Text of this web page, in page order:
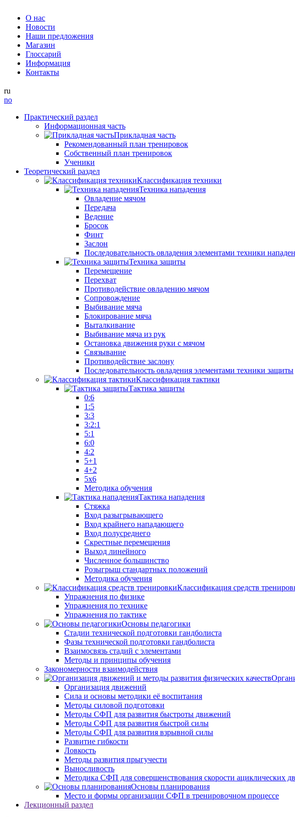
О нас
Новости
Наши предложения
Магазин
Глоссарий
Информация
Контакты
ru
no
Практический раздел
Информационная часть
Прикладная часть
Рекомендованный план тренировок
Собственный план тренировок
Ученики
Теоретический раздел
Классификация техники
Техника нападения
Овладение мячом
Передача
Ведение
Бросок
Финт
Заслон
Последовательность овладения элементами техники
Техника защиты
Перемещение
Перехват
Противодействие овладению мячом
Сопровождение
Выбивание мяча
Блокирование мяча
Выталкивание
Выбивание мяча из рук
Остановка движения руки с мячом
Связывание
Противодействие заслону
Последовательность овладения элементами техники защиты
Классификация тактики
Тактика защиты
0:6
1:5
3:3
3:2:1
5:1
6:0
4:2
5+1
4+2
5x6
Методика обучения
Тактика нападения
Стяжка
Вход разыгрывающего
Вход крайнего нападающего
Вход полусреднего
Скрестные перемещения
Выход линейного
Численное большинство
Розыгрыш стандартных положений
Методика обучения
Классификация средств
Упражнения по физике
Упражнения по технике
Упражнения по тактике
Основы педагогики
Стадии технической подготовки гандболиста
Фазы технической подготовки гандболиста
Взаимосвязь стадий с элементами
Методы и принципы обучения
Закономерности взаимодействия
Организация движений
Сила и основы методики её воспитания
Методы силовой подготовки
Методы СФП для развития быстроты движений
Методы СФП для развития быстрой силы
Методы СФП для развития взрывной силы
Развитие гибкости
Ловкость
Методы развития прыгучести
Выносливость
Методика СФП для совершенствования скорости ациклических
Основы планирования
Место и формы организации СФП в тренировочном процессе
Лекционный раздел